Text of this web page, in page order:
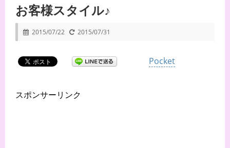
お客様スタイル♪
2015/07/22 2015/07/31
Pocket
スポンサーリンク